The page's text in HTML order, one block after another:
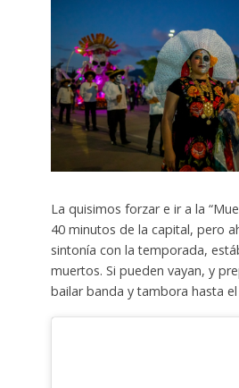
La quisimos forzar e ir a la
40 minutos de la capital, pero
sintonía con la temporada,
muertos. Si pueden vayan, y
bailar banda y tambora hasta el